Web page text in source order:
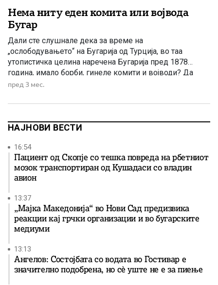
Нема ниту еден комита или војвода
Бугар
Дали сте слушнале дека за време на
„ослободувањето“ на Бугарија од Турција, во таа
утопистичка целина наречена Бугарија пред 1878
година, имало борби, гинеле комити и војводи? Да
замислиме дека имало – единствена опција е дека
Осман… Дали тие се иста крв со Гоце, Даме и […]
пред 3 мес.
НАЈНОВИ ВЕСТИ
16:54
Пациент од Скопје со тешка повреда на рбетниот
мозок транспортиран од Кушадаси со владин
авион
13:37
„Мајка Македонија“ во Нови Сад предизвика
реакции кај грчки организации и во бугарските
медиуми
13:13
Ангелов: Состојбата со водата во Гостивар е
значително подобрена, но сè уште не е за пиење